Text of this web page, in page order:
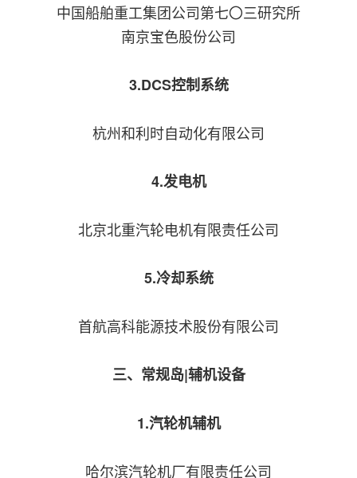
中国船舶重工集团公司第七〇三研究所
南京宝色股份公司
3.DCS控制系统
杭州和利时自动化有限公司
4.发电机
北京北重汽轮电机有限责任公司
5.冷却系统
首航高科能源技术股份有限公司
三、常规岛|辅机设备
1.汽轮机辅机
哈尔滨汽轮机厂有限责任公司